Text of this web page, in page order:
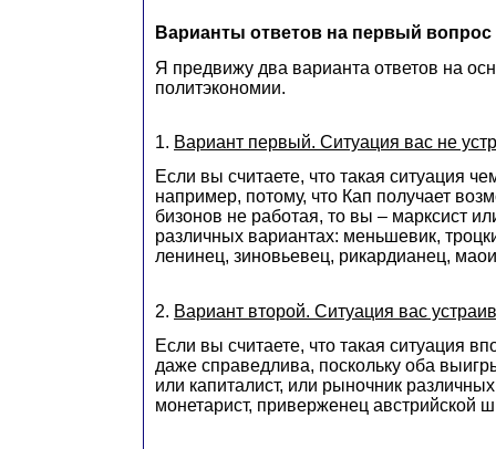
Варианты ответов на первый вопрос
Я предвижу два варианта ответов на
политэкономии.
1. Вариант первый. Ситуация вас не
Если вы считаете, что такая ситуация
например, потому, что Кап получает
бизонов не работая, то вы – марксист
различных вариантах: меньшевик,
ленинец, зиновьевец, рикардианец,
2. Вариант второй. Ситуация вас
Если вы считаете, что такая ситуация
даже справедлива, поскольку оба
или капиталист, или рыночник
монетарист, приверженец австрийской